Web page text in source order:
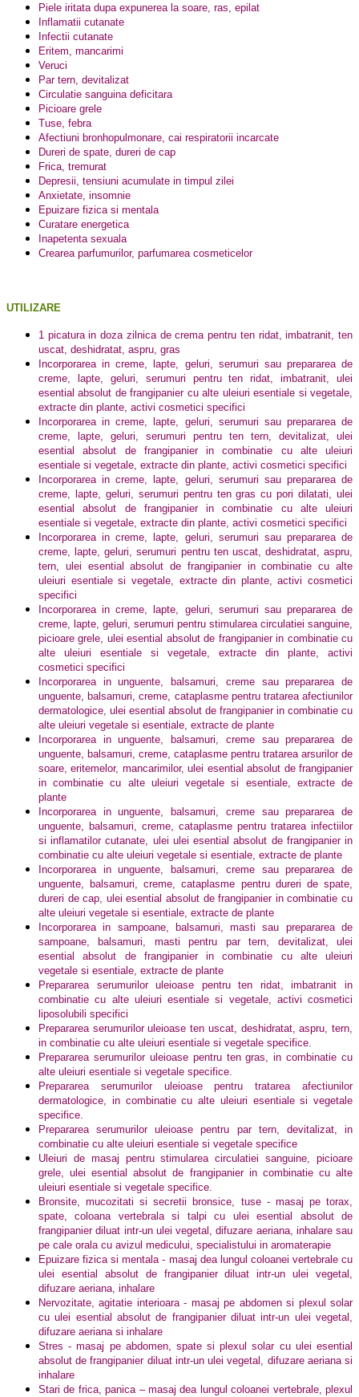
Piele iritata dupa expunerea la soare, ras, epilat
Inflamatii cutanate
Infectii cutanate
Eritem, mancarimi
Veruci
Par tern, devitalizat
Circulatie sanguina deficitara
Picioare grele
Tuse, febra
Afectiuni bronhopulmonare, cai respiratorii incarcate
Dureri de spate, dureri de cap
Frica, tremurat
Depresii, tensiuni acumulate in timpul zilei
Anxietate, insomnie
Epuizare fizica si mentala
Curatare energetica
Inapetenta sexuala
Crearea parfumurilor, parfumarea cosmeticelor
UTILIZARE
1 picatura in doza zilnica de crema pentru ten ridat, imbatranit, ten
uscat, deshidratat, aspru, gras
Incorporarea in creme, lapte, geluri, serumuri sau prepararea de
creme, lapte, geluri, serumuri pentru ten ridat, imbatranit, ulei
esential absolut de frangipanier cu alte uleiuri esentiale si vegetale,
extracte din plante, activi cosmetici specifici
Incorporarea in creme, lapte, geluri, serumuri sau prepararea de
creme, lapte, geluri, serumuri pentru ten tern, devitalizat, ulei
esential absolut de frangipanier in combinatie cu alte uleiuri
esentiale si vegetale, extracte din plante, activi cosmetici specifici
Incorporarea in creme, lapte, geluri, serumuri sau prepararea de
creme, lapte, geluri, serumuri pentru ten gras cu pori dilatati, ulei
esential absolut de frangipanier in combinatie cu alte uleiuri
esentiale si vegetale, extracte din plante, activi cosmetici specifici
Incorporarea in creme, lapte, geluri, serumuri sau prepararea de
creme, lapte, geluri, serumuri pentru ten uscat, deshidratat, aspru,
tern, ulei esential absolut de frangipanier in combinatie cu alte
uleiuri esentiale si vegetale, extracte din plante, activi cosmetici
specifici
Incorporarea in creme, lapte, geluri, serumuri sau prepararea de
creme, lapte, geluri, serumuri pentru stimularea circulatiei sanguine,
picioare grele, ulei esential absolut de frangipanier in combinatie cu
alte uleiuri esentiale si vegetale, extracte din plante, activi
cosmetici specifici
Incorporarea in unguente, balsamuri, creme sau prepararea de
unguente, balsamuri, creme, cataplasme pentru tratarea afectiunilor
dermatologice, ulei esential absolut de frangipanier in combinatie cu
alte uleiuri vegetale si esentiale, extracte de plante
Incorporarea in unguente, balsamuri, creme sau prepararea de
unguente, balsamuri, creme, cataplasme pentru tratarea arsurilor de
soare, eritemelor, mancarimilor, ulei esential absolut de frangipanier
in combinatie cu alte uleiuri vegetale si esentiale, extracte de
plante
Incorporarea in unguente, balsamuri, creme sau prepararea de
unguente, balsamuri, creme, cataplasme pentru tratarea infectiilor
si inflamatilor cutanate, ulei ulei esential absolut de frangipanier in
combinatie cu alte uleiuri vegetale si esentiale, extracte de plante
Incorporarea in unguente, balsamuri, creme sau prepararea de
unguente, balsamuri, creme, cataplasme pentru dureri de spate,
dureri de cap, ulei esential absolut de frangipanier in combinatie cu
alte uleiuri vegetale si esentiale, extracte de plante
Incorporarea in sampoane, balsamuri, masti sau prepararea de
sampoane, balsamuri, masti pentru par tern, devitalizat, ulei
esential absolut de frangipanier in combinatie cu alte uleiuri
vegetale si esentiale, extracte de plante
Prepararea serumurilor uleioase pentru ten ridat, imbatranit in
combinatie cu alte uleiuri esentiale si vegetale, activi cosmetici
liposolubili specifici
Prepararea serumurilor uleioase ten uscat, deshidratat, aspru, tern,
in combinatie cu alte uleiuri esentiale si vegetale specifice.
Prepararea serumurilor uleioase pentru ten gras, in combinatie cu
alte uleiuri esentiale si vegetale specifice.
Prepararea serumurilor uleioase pentru tratarea afectiunilor
dermatologice, in combinatie cu alte uleiuri esentiale si vegetale
specifice.
Prepararea serumurilor uleioase pentru par tern, devitalizat, in
combinatie cu alte uleiuri esentiale si vegetale specifice
Uleiuri de masaj pentru stimularea circulatiei sanguine, picioare
grele, ulei esential absolut de frangipanier in combinatie cu alte
uleiuri esentiale si vegetale specifice.
Bronsite, mucozitati si secretii bronsice, tuse - masaj pe torax,
spate, coloana vertebrala si talpi cu ulei esential absolut de
frangipanier diluat intr-un ulei vegetal, difuzare aeriana, inhalare sau
pe cale orala cu avizul medicului, specialistului in aromaterapie
Epuizare fizica si mentala - masaj dea lungul coloanei vertebrale cu
ulei esential absolut de frangipanier diluat intr-un ulei vegetal,
difuzare aeriana, inhalare
Nervozitate, agitatie interioara - masaj pe abdomen si plexul solar
cu ulei esential absolut de frangipanier diluat intr-un ulei vegetal,
difuzare aeriana si inhalare
Stres - masaj pe abdomen, spate si plexul solar cu ulei esential
absolut de frangipanier diluat intr-un ulei vegetal, difuzare aeriana si
inhalare
Stari de frica, panica – masaj dea lungul coloanei vertebrale, plexul